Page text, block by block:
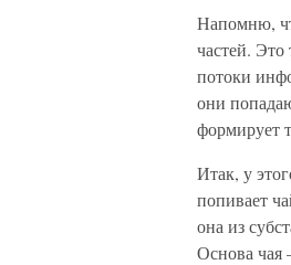
Напомню,
частей.
потоки
они
формирует
Итак, у
попивает
она из
Основа чая